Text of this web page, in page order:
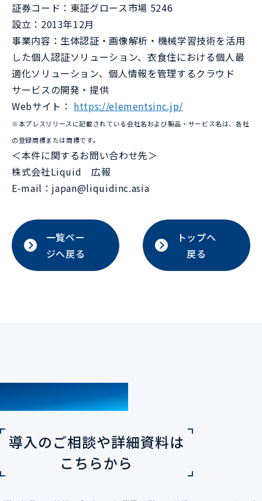
証券コード：東証グロース市場 5246
設立：2013年12月
事業内容：生体認証・画像解析・機械学習技術を活用
した個人認証ソリューション、衣食住における個人最
適化ソリューション、個人情報を管理するクラウド
サービスの開発・提供
Webサイト： https://elementsinc.jp/
※本プレスリリースに記載されている会社名および製品・サービス名は、各社
の登録商標または商標です。
＜本件に関するお問い合わせ先＞
株式会社Liquid 広報
E-mail：japan@liquidinc.asia
一覧ペー
ジへ戻る
トップへ
戻る
CONTACT
導入のご相談や詳細資料は
こちらから